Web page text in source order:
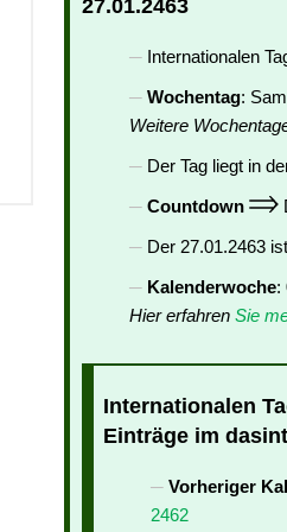
27.01.2463
Internationalen
Wochentag:
Weitere
Der Tag liegt in
Countdown
Der 27.01.2463
Kalenderwoche:
Hier erfahren Sie
Internationalen
Einträge im
Vorheriger
2462